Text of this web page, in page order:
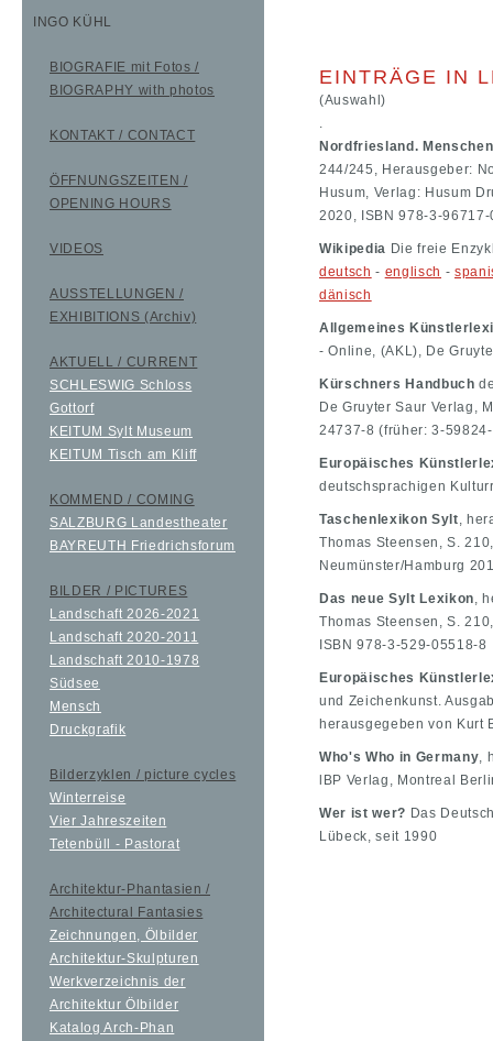
INGO KÜHL
BIOGRAFIE mit Fotos /
BIOGRAPHY with photos
KONTAKT / CONTACT
ÖFFNUNGSZEITEN /
OPENING HOURS
VIDEOS
AUSSTELLUNGEN /
EXHIBITIONS (Archiv)
AKTUELL / CURRENT
SCHLESWIG Schloss
Gottorf
KEITUM Sylt Museum
KEITUM Tisch am Kliff
KOMMEND / COMING
SALZBURG Landestheater
BAYREUTH Friedrichsforum
BILDER / PICTURES
Landschaft 2026-2021
Landschaft 2020-2011
Landschaft 2010-1978
Südsee
Mensch
Druckgrafik
Bilderzyklen / picture cycles
Winterreise
Vier Jahreszeiten
Tetenbüll - Pastorat
Architektur-Phantasien /
Architectural Fantasies
Zeichnungen, Ölbilder
Architektur-Skulpturen
Werkverzeichnis der
Architektur Ölbilder
Katalog Arch-Phan
EINTRÄGE IN
(Auswahl)
.
Nordfriesland.
244/245, Herausgeber:
Husum, Verlag: Husum
2020, ISBN 978-3-
Wikipedia Die freie
deutsch - englisch -
dänisch
Allgemeines
- Online, (AKL), De
Kürschners Handbuch
De Gruyter Saur Verlag,
24737-8 (früher: 3-
Europäisches
deutschsprachigen
Taschenlexikon Sylt,
Thomas Steensen, S.
Neumünster/Hamburg
Das neue Sylt Lexikon,
Thomas Steensen, S.
ISBN 978-3-529-05518-8
Europäisches
und Zeichenkunst.
herausgegeben von Kurt
Who's Who in Germany,
lBP Verlag, Montreal
Wer ist wer? Das
Lübeck, seit 1990